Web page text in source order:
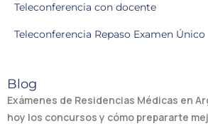
Teleconferencia con docente
Teleconferencia Repaso Examen Único
Blog
Exámenes de Residencias Médicas en
hoy los concursos y cómo prepararte